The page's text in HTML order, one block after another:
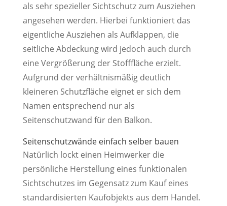
als sehr spezieller Sichtschutz zum Ausziehen
angesehen werden. Hierbei funktioniert das
eigentliche Ausziehen als Aufklappen, die
seitliche Abdeckung wird jedoch auch durch
eine Vergrößerung der Stofffläche erzielt.
Aufgrund der verhältnismäßig deutlich
kleineren Schutzfläche eignet er sich dem
Namen entsprechend nur als
Seitenschutzwand für den Balkon.
Seitenschutzwände einfach selber bauen
Natürlich lockt einen Heimwerker die
persönliche Herstellung eines funktionalen
Sichtschutzes im Gegensatz zum Kauf eines
standardisierten Kaufobjekts aus dem Handel.